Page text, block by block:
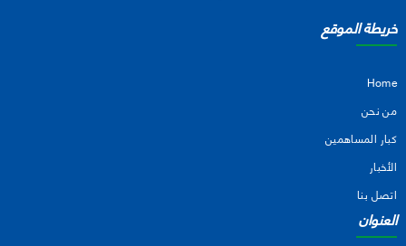
خريطة الموقع
Home
من نحن
كبار المساهمين
الأخبار
اتصل بنا
العنوان